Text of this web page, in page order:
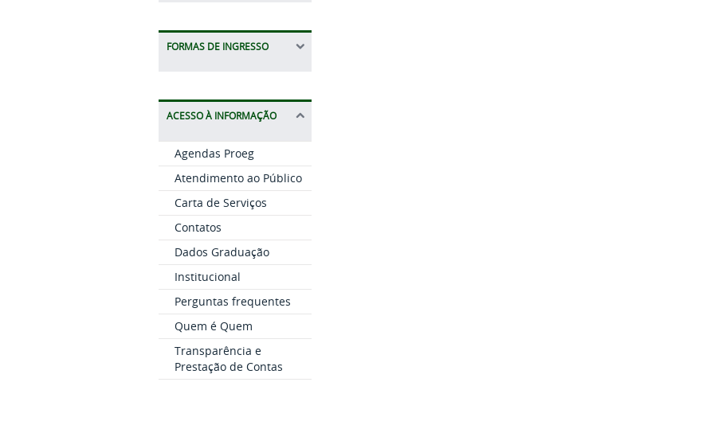
FORMAS DE INGRESSO
ACESSO À INFORMAÇÃO
Agendas Proeg
Atendimento ao Público
Carta de Serviços
Contatos
Dados Graduação
Institucional
Perguntas frequentes
Quem é Quem
Transparência e
Prestação de Contas